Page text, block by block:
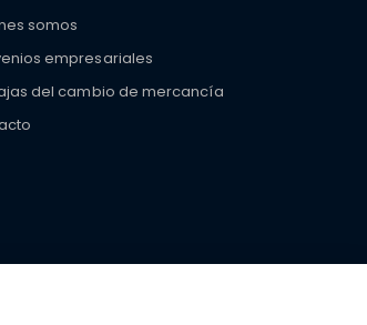
somos
empresariales
del cambio de mercancía